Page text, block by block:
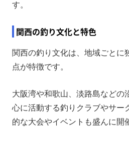
す。
関西の釣り文化と特色
関西の釣り文化は、地域ごとに
点が特徴です。
大阪湾や和歌山、淡路島などの
心に活動する釣りクラブやサー
的な大会やイベントも盛んに開